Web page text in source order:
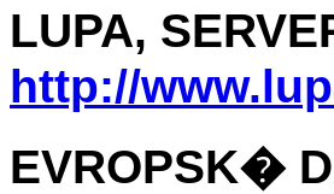
LUPA,
http://
EVROPSK�